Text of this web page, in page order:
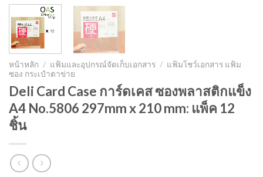
หน้าหลัก / แฟ้มและอุปกรณ์จัดเก็บเอกสาร / แฟ้มโชว์เอกสาร แฟ้ม
ซอง กระเป๋าตาข่าย
Deli Card Case การ์ดเคส ซองพลาสติกแข็ง
A4 No.5806 297mm x 210 mm: แพ็ค 12
ชิ้น